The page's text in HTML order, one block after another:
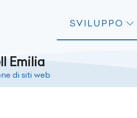
SVILUPPO
Emilia
di siti web